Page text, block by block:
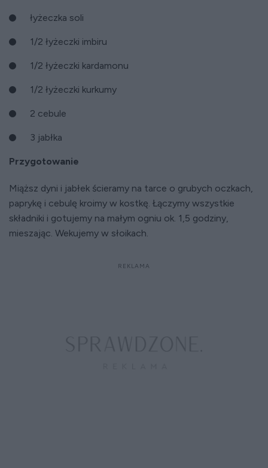
łyżeczka soli
1/2 łyżeczki imbiru
1/2 łyżeczki kardamonu
1/2 łyżeczki kurkumy
2 cebule
3 jabłka
Przygotowanie
Miąższ dyni i jabłek ścieramy na tarce o grubych oczkach,
paprykę i cebulę kroimy w kostkę. Łączymy wszystkie
składniki i gotujemy na małym ogniu ok. 1,5 godziny,
mieszając. Wekujemy w słoikach.